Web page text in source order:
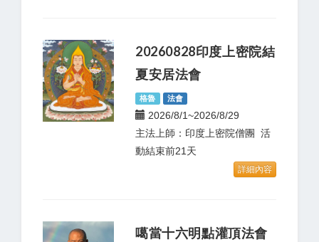
20260828印度上密院結
夏安居法會
格魯 法會
2026/8/1~2026/8/29
主法上師：印度上密院僧團 活
動結束前21天
詳細內容
噶當十六明點灌頂法會